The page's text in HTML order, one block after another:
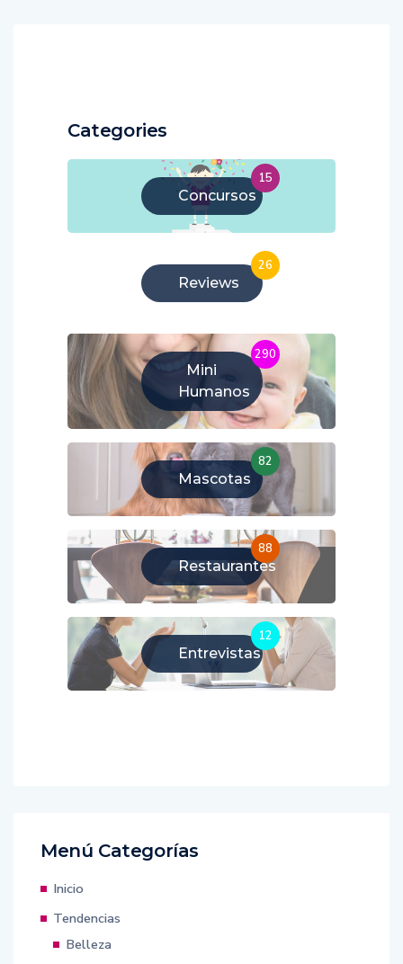
Categories
Concursos
15
Reviews
26
Mini
Humanos
290
Mascotas
82
Restaurantes
88
Entrevistas
12
Menú Categorías
Inicio
Tendencias
Belleza